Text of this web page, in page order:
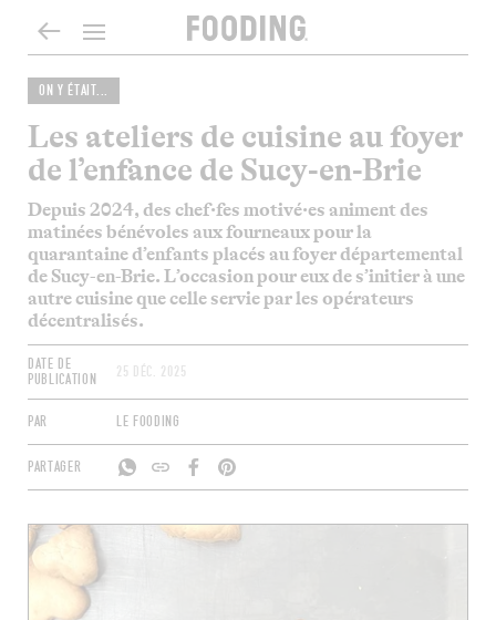
ON Y ÉTAIT...
Les ateliers de cuisine au foyer
de l’enfance de Sucy-en-Brie
Depuis 2024, des chef·fes motivé·es animent des
matinées bénévoles aux fourneaux pour la
quarantaine d’enfants placés au foyer départemental
de Sucy-en-Brie. L’occasion pour eux de s’initier à une
autre cuisine que celle servie par les opérateurs
décentralisés.
DATE DE
PUBLICATION
25 DÉC. 2025
PAR LE FOODING
PARTAGER